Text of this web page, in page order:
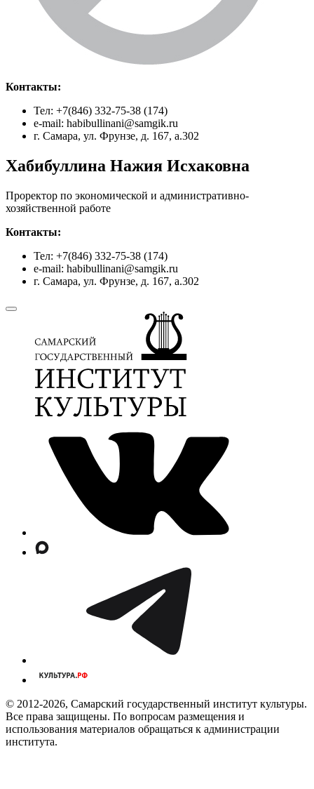
Контакты:
Тел: +7(846) 332-75-38 (174)
e-mail: habibullinani@samgik.ru
г. Самара, ул. Фрунзе, д. 167, а.302
Хабибуллина Нажия Исхаковна
Проректор по экономической и административно-
хозяйственной работе
Контакты:
Тел: +7(846) 332-75-38 (174)
e-mail: habibullinani@samgik.ru
г. Самара, ул. Фрунзе, д. 167, а.302
© 2012-2026, Самарский государственный институт культуры.
Все права защищены. По вопросам размещения и
использования материалов обращаться к администрации
института.